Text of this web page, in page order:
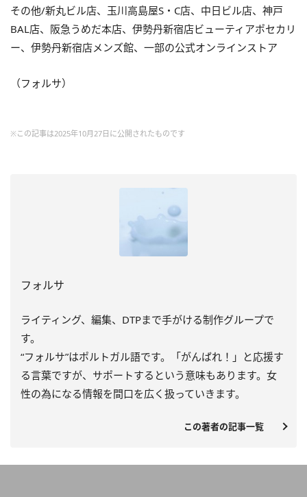
その他/新丸ビル店、玉川高島屋S・C店、中日ビル店、神戸
BAL店、阪急うめだ本店、伊勢丹新宿店ビューティアポセカリ
ー、伊勢丹新宿店メンズ館、一部の公式オンラインストア
（フォルサ）
※この記事は2025年10月27日に公開されたものです
フォルサ
ライティング、編集、DTPまで手がける制作グループで
す。
“フォルサ”はポルトガル語です。「がんばれ！」と応援す
る言葉ですが、サポートするという意味もあります。女
性の為になる情報を間口を広く扱っていきます。
この著者の記事一覧